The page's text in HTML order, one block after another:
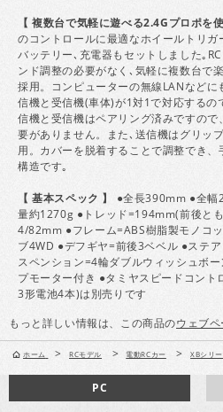
【 複数台で気軽に遊べる2.4Gプロポを使
のコントロールに最適なホイールトリ
バッテリー､充電器もセットしました｡
ンド調整の必要がなく､気軽に複数台で
採用。コンピューターの無線LANなど
信機と受信機(車体)が1対1で対応するの
信機と受信機はペアリング済みですの
要がありません。また､送信機はグリッ
用。カバーを脱着することで調整でき
構造です｡
【 基本スペック 】
●全長390mm ●全
量約1270g ●トレッド=194mm(前後と
4/82mm ●フレーム=ABS樹脂製モノコ
ブ4WD ●デフギヤ=前後3ベベル ●ステ
スペンション=4輪ダブルウィッシュボ
プモーター付き ●タミヤスピードコン
3形電池4本)は別売りです
もっと詳しい情報は、この商品のウェブペ
ホーム > RCモデル > 電動RCカー > XBシリ
PC